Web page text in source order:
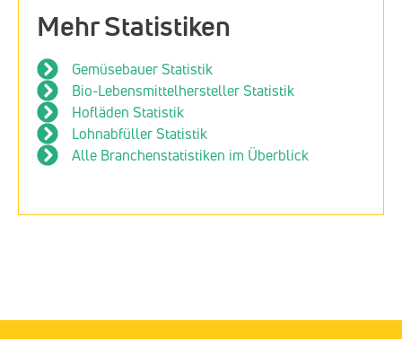
Mehr Statistiken
Gemüsebauer Statistik
Bio-Lebensmittelhersteller Statistik
Hofläden Statistik
Lohnabfüller Statistik
Alle Branchenstatistiken im Überblick